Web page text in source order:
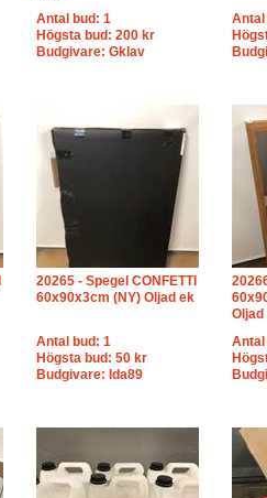
Antal bud: 1
Högsta bud: 200 kr
Budgivare: Gklav
Antal
20265 - Spegel CONFETTI
60x90x3cm (NY) Oljad ek
Antal bud: 1
Högsta bud: 50 kr
Budgivare: Ida89
Oljad
Antal